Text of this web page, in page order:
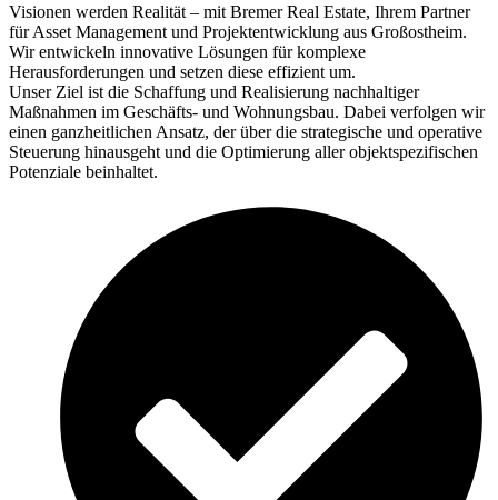
Visionen werden Realität – mit Bremer Real Estate, Ihrem Partner
für Asset Management und Projektentwicklung aus Großostheim.
Wir entwickeln innovative Lösungen für komplexe
Herausforderungen und setzen diese effizient um.
Unser Ziel ist die Schaffung und Realisierung nachhaltiger
Maßnahmen im Geschäfts- und Wohnungsbau. Dabei verfolgen wir
einen ganzheitlichen Ansatz, der über die strategische und operative
Steuerung hinausgeht und die Optimierung aller objektspezifischen
Potenziale beinhaltet.